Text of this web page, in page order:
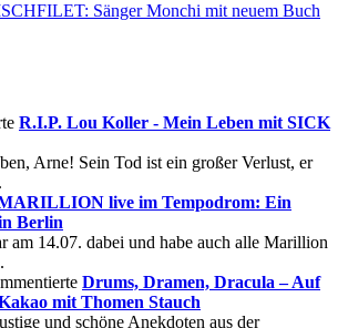
Sänger Monchi mit neuem Buch
R.I.P. Lou Koller - Mein Leben mit SICK
Arne! Sein Tod ist ein großer Verlust, er
live im Tempodrom: Ein
Berlin
am 14.07. dabei und habe auch alle Marillion
Drums, Dramen, Dracula – Auf
mit Thomen Stauch
und schöne Anekdoten aus der